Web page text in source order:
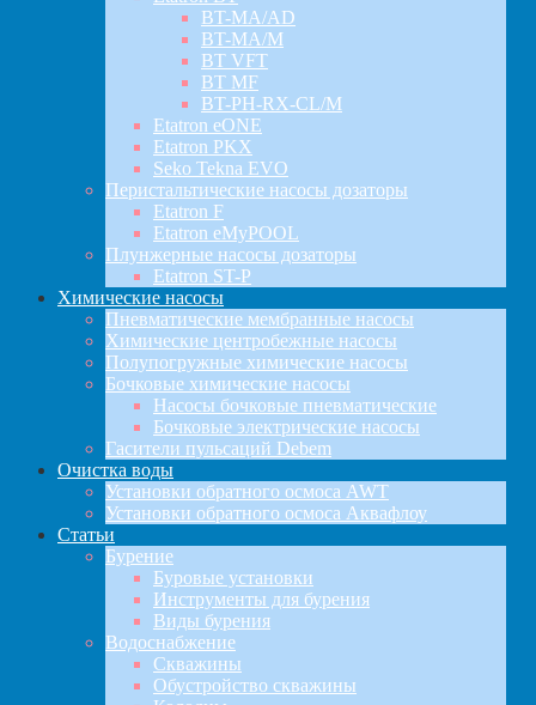
BT-MA/AD
BT-MA/M
BT VFT
BT MF
BT-PH-RX-CL/M
Etatron eONE
Etatron PKX
Seko Tekna EVO
Перистальтические насосы дозаторы
Etatron F
Etatron eMyPOOL
Плунжерные насосы дозаторы
Etatron ST-P
Химические насосы
Пневматические мембранные насосы
Химические центробежные насосы
Полупогружные химические насосы
Бочковые химические насосы
Насосы бочковые пневматические
Бочковые электрические насосы
Гасители пульсаций Debem
Очистка воды
Установки обратного осмоса AWT
Установки обратного осмоса Аквафлоу
Статьи
Бурение
Буровые установки
Инструменты для бурения
Виды бурения
Водоснабжение
Скважины
Обустройство скважины